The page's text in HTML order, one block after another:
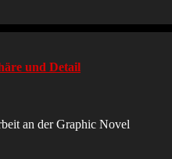
und Detail
an der Graphic Novel